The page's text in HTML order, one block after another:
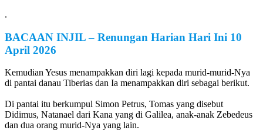
.
BACAAN INJIL– Renungan Harian Hari Ini 10
April 2026
Kemudian Yesus menampakkan diri lagi kepada murid-murid-Nya
di pantai danau Tiberias dan Ia menampakkan diri sebagai berikut.
Di pantai itu berkumpul Simon Petrus, Tomas yang disebut
Didimus, Natanael dari Kana yang di Galilea, anak-anak Zebedeus
dan dua orang murid-Nya yang lain.